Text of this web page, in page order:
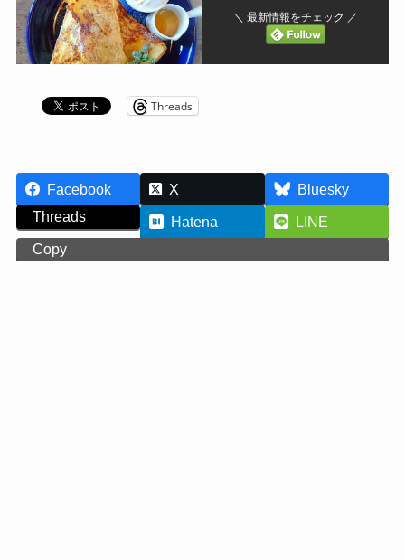
＼ 最新情報をチェック ／
Threads
Facebook X
Bluesky
Threads
Hatena
LINE
Copy